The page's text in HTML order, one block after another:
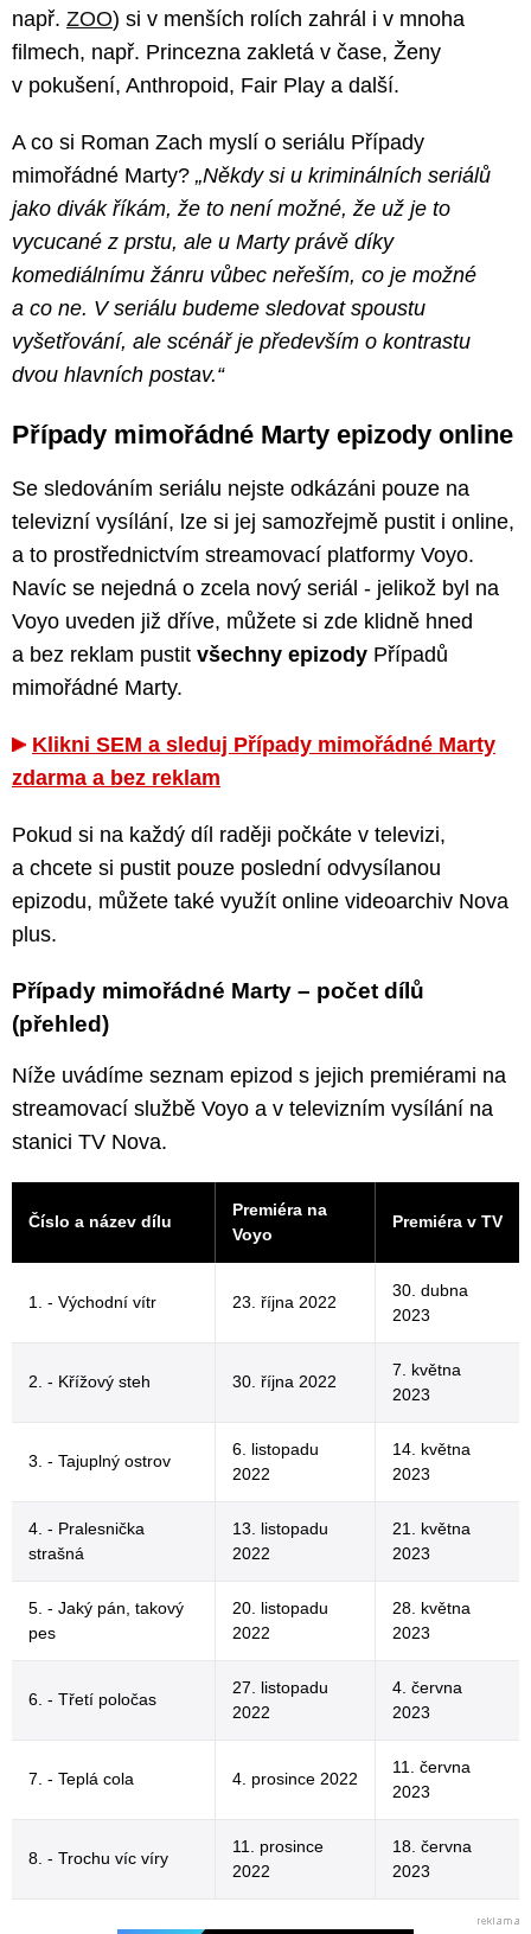
např. ZOO) si v menších rolích zahrál i v mnoha
filmech, např. Princezna zakletá v čase, Ženy
v pokušení, Anthropoid, Fair Play a další.
A co si Roman Zach myslí o seriálu Případy
mimořádné Marty? „Někdy si u kriminálních seriálů
jako divák říkám, že to není možné, že už je to
vycucané z prstu, ale u Marty právě díky
komediálnímu žánru vůbec neřeším, co je možné
a co ne. V seriálu budeme sledovat spoustu
vyšetřování, ale scénář je především o kontrastu
dvou hlavních postav.“
Případy mimořádné Marty epizody online
Se sledováním seriálu nejste odkázáni pouze na
televizní vysílání, lze si jej samozřejmě pustit i online,
a to prostřednictvím streamovací platformy Voyo.
Navíc se nejedná o zcela nový seriál - jelikož byl na
Voyo uveden již dříve, můžete si zde klidně hned
a bez reklam pustit všechny epizody Případů
mimořádné Marty.
Klikni SEM a sleduj Případy mimořádné Marty
zdarma a bez reklam
Pokud si na každý díl raději počkáte v televizi,
a chcete si pustit pouze poslední odvysílanou
epizodu, můžete také využít online videoarchiv Nova
plus.
Případy mimořádné Marty –⁠ počet dílů
(přehled)
Níže uvádíme seznam epizod s jejich premiérami na
streamovací službě Voyo a v televizním vysílání na
stanici TV Nova.
Číslo a název dílu
Premiéra na
Voyo
Premiéra v TV
1. - Východní vítr 23. října 2022
30. dubna
2023
2. - Křížový steh 30. října 2022
7. května
2023
3. - Tajuplný ostrov
6. listopadu
2022
14. května
2023
4. - Pralesnička
strašná
13. listopadu
2022
21. května
2023
5. - Jaký pán, takový
pes
20. listopadu
2022
28. května
2023
6. - Třetí poločas
27. listopadu
2022
4. června
2023
7. - Teplá cola 4. prosince 2022
11. června
2023
8. - Trochu víc víry
11. prosince
2022
18. června
2023